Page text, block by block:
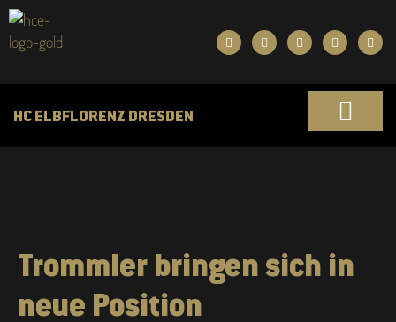
HC ELBFLORENZ DRESDEN
Trommler bringen sich in
neue Position